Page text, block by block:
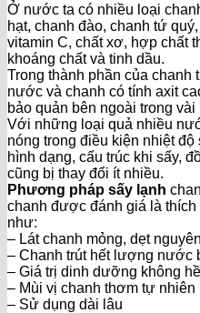
Ở nước ta có nhiều loại
hạt, chanh đào, chanh tứ
vitamin C, chất xơ, hợp chất
khoáng chất và tinh dầu.
Trong thành phần của
nước và chanh có tính axit
bảo quản bên ngoài trong vài
Với những loại quả nhiều
nóng trong điều kiện nhiệt
hình dạng, cấu trúc khi sấy,
cũng bị thay đổi ít nhiều.
Phương pháp sấy lạnh
chanh được đánh giá là
như:
– Lát chanh mỏng, dẹt
– Chanh trút hết lượng nước
– Giá trị dinh dưỡng không
– Mùi vị chanh thơm tự nhiên
– Sử dụng dài lâu